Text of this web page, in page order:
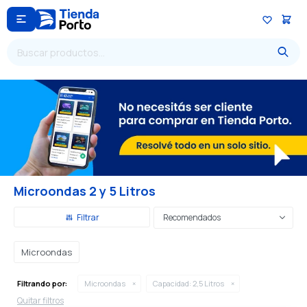

Microondas 2 y 5 Litros
Recomendados
Microondas
Filtrando por: Microondas Capacidad: 2,5 Litros
Quitar filtros